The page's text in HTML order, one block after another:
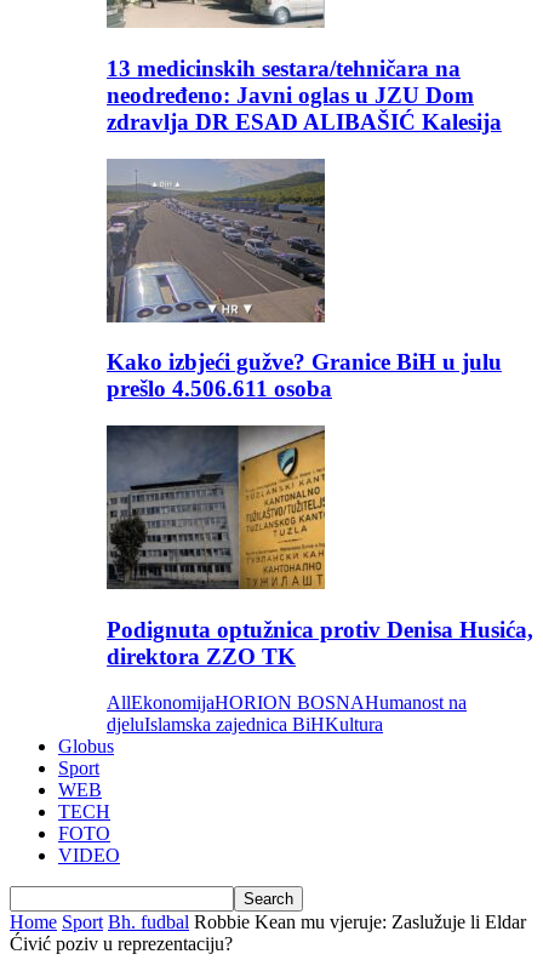
13 medicinskih sestara/tehničara na
neodređeno: Javni oglas u JZU Dom
zdravlja DR ESAD ALIBAŠIĆ Kalesija
Kako izbjeći gužve? Granice BiH u julu
prešlo 4.506.611 osoba
Podignuta optužnica protiv Denisa Husića,
direktora ZZO TK
AllEkonomijaHORION BOSNAHumanost na
djeluIslamska zajednica BiHKultura
Globus
Sport
WEB
TECH
FOTO
VIDEO
Home Sport Bh. fudbal Robbie Kean mu vjeruje: Zaslužuje li Eldar
Ćivić poziv u reprezentaciju?